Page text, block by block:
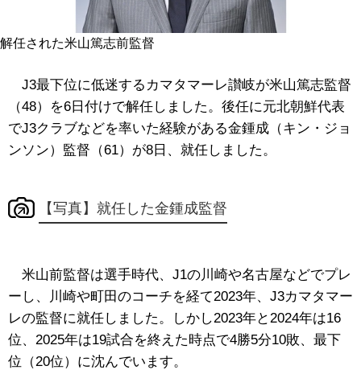
解任された米山篤志前監督
J3最下位に低迷するカマタマーレ讃岐が米山篤志監督
（48）を6日付けで解任しました。後任に元北朝鮮代表
でJ3クラブなどを率いた経験がある金鍾成（キン・ジョ
ンソン）監督（61）が8日、就任しました。
【写真】就任した金鍾成監督
米山前監督は選手時代、J1の川崎や名古屋などでプレ
ーし、川崎や町田のコーチを経て2023年、J3カマタマー
レの監督に就任しました。しかし2023年と2024年は16
位、2025年は19試合を終えた時点で4勝5分10敗、最下
位（20位）に沈んでいます。